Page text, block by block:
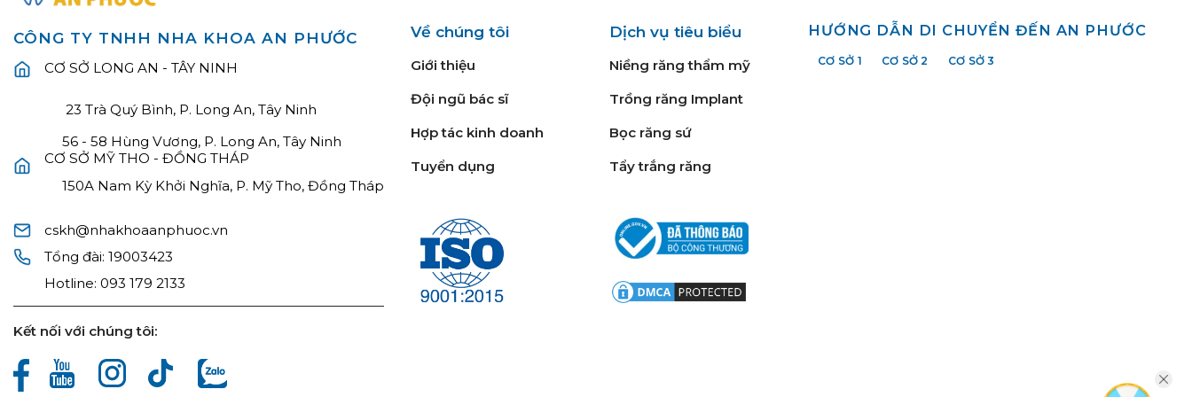
CÔNG TY TNHH NHA KHOA AN PHƯỚC
CƠ SỞ LONG AN - TÂY NINH
23 Trà Quý Bình, P. Long An, Tây Ninh
56 - 58 Hùng Vương, P. Long An, Tây Ninh
CƠ SỞ MỸ THO - ĐỒNG THÁP
150A Nam Kỳ Khởi Nghĩa, P. Mỹ Tho, Đồng Tháp
cskh@nhakhoaanphuoc.vn
Tổng đài:19003423
Hotline:093 179 2133
Kết nối với chúng tôi:
Về chúng tôi
Giới thiệu
Đội ngũ bác sĩ
Hợp tác kinh doanh
Tuyển dụng
Dịch vụ tiêu biểu
Niềng răng thẩm mỹ
Trồng răng Implant
Bọc răng sứ
Tẩy trắng răng
HƯỚNG DẪN DI CHUYỂN ĐẾN AN PHƯỚC
CƠ SỞ 1 CƠ SỞ 2 CƠ SỞ 3